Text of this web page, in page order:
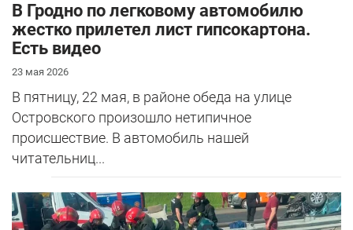
В Гродно по легковому автомобилю
жестко прилетел лист гипсокартона.
Есть видео
23 мая 2026
В пятницу, 22 мая, в районе обеда на улице
Островского произошло нетипичное
происшествие. В автомобиль нашей
читательниц...